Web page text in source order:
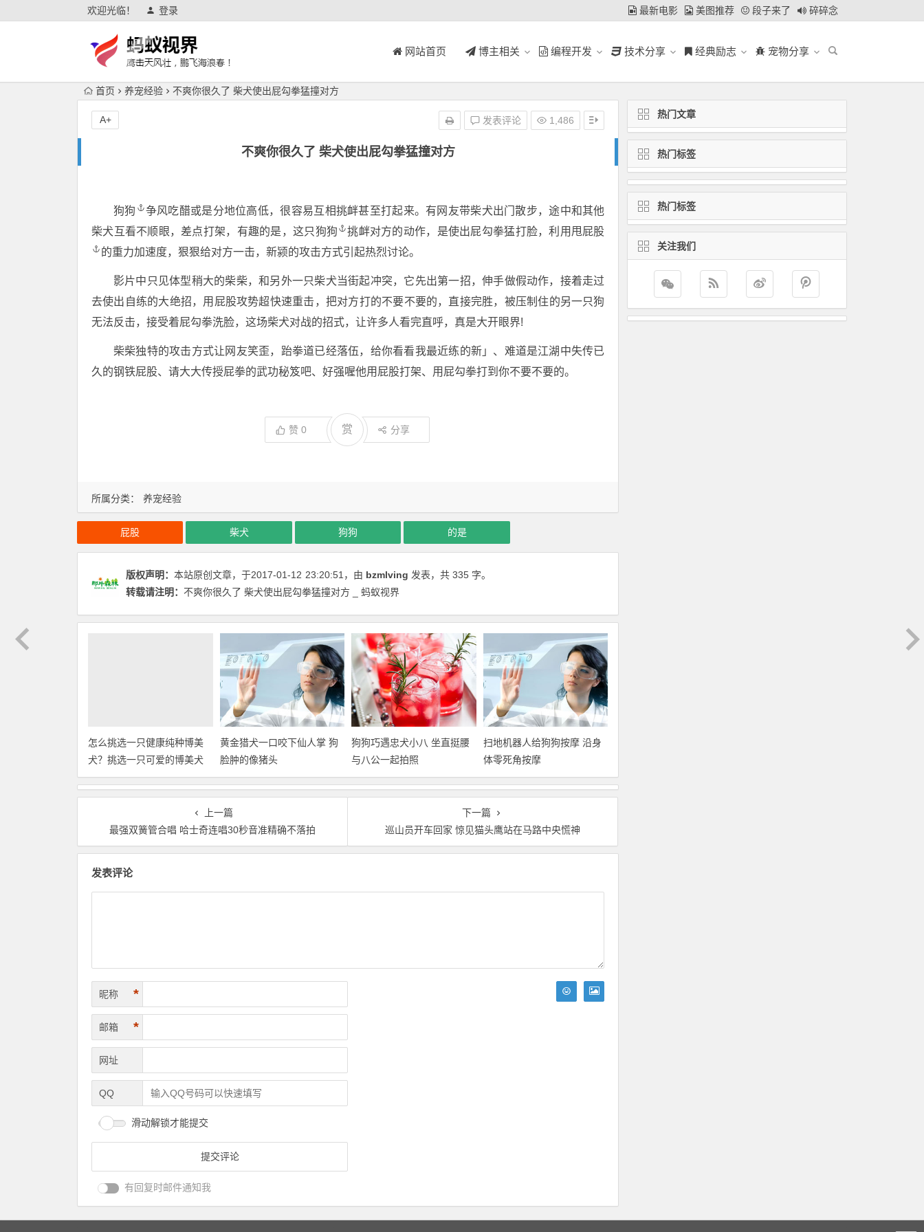
欢迎光临！ 登录 最新电影 美图推荐 段子来了 碎碎念
网站首页 博主相关 编程开发 技术分享 经典励志 宠物分享
首页 养宠经验 不爽你很久了 柴犬使出屁勾拳猛撞对方
不爽你很久了 柴犬使出屁勾拳猛撞对方
发表评论 1,486
A+
所属分类： 养宠经验
狗狗
争风吃醋或是分地位高低，很容易互相挑衅甚至打起来。有网友带柴犬出门散步，途中和其他
柴犬互看不顺眼，差点打架，有趣的是，这只狗狗 挑衅对方的动作，是使出屁勾拳猛打脸，利用甩屁股
的重力加速度，狠狠给对方一击，新颍的攻击方式引起热烈讨论。
影片中只见体型稍大的柴柴，和另外一只柴犬当街起冲突，它先出第一招，伸手做假动作，接着走过
去使出自练的大绝招，用屁股攻势超快速重击，把对方打的不要不要的，直接完胜，被压制住的另一只狗
无法反击，接受着屁勾拳洗脸，这场柴犬对战的招式，让许多人看完直呼，真是大开眼界!
柴柴独特的攻击方式让网友笑歪，跆拳道已经落伍，给你看看我最近练的新」、难道是江湖中失传已
久的钢铁屁股、请大大传授屁拳的武功秘笈吧、好强喔他用屁股打架、用屁勾拳打到你不要不要的。
赞 0 赏 分享
屁股 柴犬 狗狗 的是
版权声明： 本站原创文章，于2017-01-12 23:20:51 ，由 bzmlving 发表，共 335 字。
转载请注明： 不爽你很久了 柴犬使出屁勾拳猛撞对方 _ 蚂蚁视界
怎么挑选一只健康纯种博美
犬？挑选一只可爱的博美犬
黄金猎犬一口咬下仙人掌 狗
脸肿的像猪头
狗狗巧遇忠犬小八 坐直挺腰
与八公一起拍照
扫地机器人给狗狗按摩 沿身
体零死角按摩
上一篇
最强双簧管合唱 哈士奇连唱30秒音准精确不落拍
下一篇
巡山员开车回家 惊见猫头鹰站在马路中央慌神
发表评论
昵称 *
邮箱 *
网址
QQ
滑动解锁才能提交
有回复时邮件通知我
热门文章
热门标签
热门标签
关注我们